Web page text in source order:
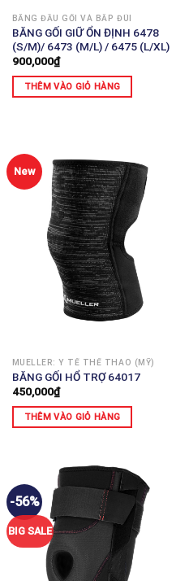
BĂNG ĐẦU GỐI VÀ BẮP ĐÙI
BĂNG GỐI GIỮ ỔN ĐỊNH 6478
(S/M)/ 6473 (M/L) / 6475 (L/XL)
900,000₫
THÊM VÀO GIỎ HÀNG
New
MUELLER: Y TẾ THỂ THAO (MỸ)
BĂNG GỐI HỔ TRỢ 64017
450,000₫
THÊM VÀO GIỎ HÀNG
-56%
BIG SALE